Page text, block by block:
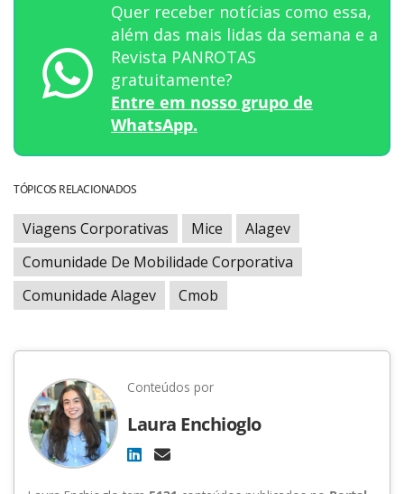
Quer receber notícias como essa,
além das mais lidas da semana e a
Revista PANROTAS
gratuitamente?
Entre em nosso grupo de
WhatsApp.
TÓPICOS RELACIONADOS
Viagens Corporativas Mice
Alagev
Comunidade De Mobilidade Corporativa
Comunidade Alagev
Cmob
Conteúdos por
Laura Enchioglo